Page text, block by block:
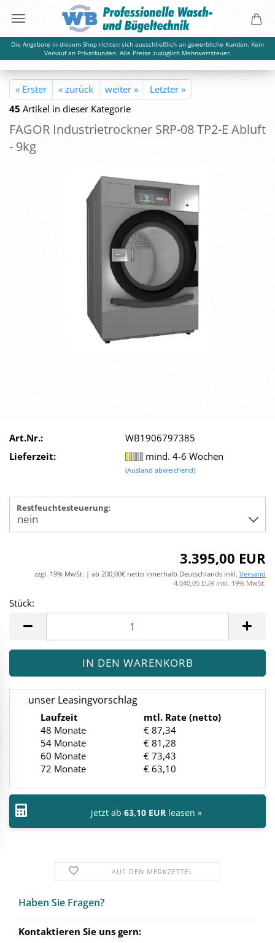
Die Angebote in diesem Shop richten sich ausschließlich an gewerbliche Kunden. Kein
Verkauf an Privatkunden. Alle Preise zuzüglich Mehrwertsteuer.
« Erster « zurück weiter »
Letzter »
45 Artikel in dieser Kategorie
FAGOR In­dus­trie­trock­ner SRP-​08 TP2-E Ab­luft
- 9kg
Art.Nr.:
WB1906797385
Lieferzeit:
mind. 4-6 Wochen
(Ausland abweichend)
Restfeuchtesteuerung:
3.395,00 EUR
zzgl. 19% MwSt. | ab 200,00€ netto innerhalb Deutschlands inkl. Versand
4.040,05 EUR inkl. 19% MwSt.
Stück:
unser Leasingvorschlag
Laufzeit
mtl. Rate (netto)
48 Monate
€ 87,34
54 Monate
€ 81,28
60 Monate
€ 73,43
72 Monate
€ 63,10
jetzt ab 63,10 EUR leasen »
AUF DEN MERKZETTEL
Haben Sie Fra­gen?
Kontaktieren Sie uns gern: